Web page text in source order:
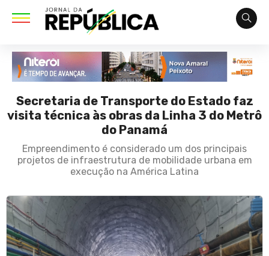
Secretaria de Transporte do Estado faz
visita técnica às obras da Linha 3 do Metrô
do Panamá
Empreendimento é considerado um dos principais
projetos de infraestrutura de mobilidade urbana em
execução na América Latina